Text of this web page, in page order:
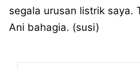
segala urusan listrik saya.
Ani bahagia. (susi)